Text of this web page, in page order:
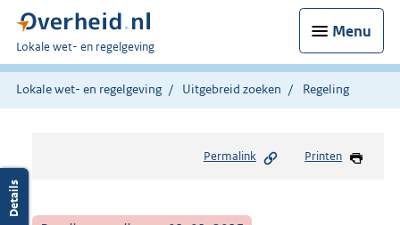
Menu
U
bent
hier:
Lokale wet- en regelgeving
Lokale wet- en regelgeving Uitgebreid zoeken Regeling
Permalink Printen